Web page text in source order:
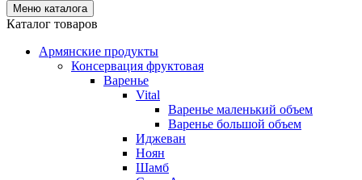
Меню каталога
Каталог товаров
Армянские продукты
Консервация фруктовая
Варенье
Vital
Варенье маленький объем
Варенье большой объем
Иджеван
Ноян
Шамб